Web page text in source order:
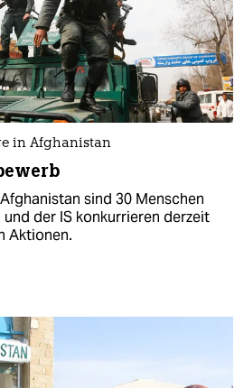
in Afghanistan
sind 30 Menschen
der IS konkurrieren derzeit
Aktionen.